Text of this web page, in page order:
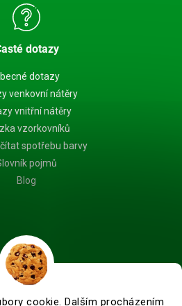
cookie. Dalším procházením
dotazy
dotazy
venkovní nátěry
vnitřní nátěry
vzorkovníků
spotřebu barvy
pojmů
Blog